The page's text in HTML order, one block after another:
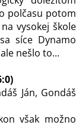
polčasu potom
vysokej škole
síce Dynamo
nešlo to...
Ján, Gondáš
však možno